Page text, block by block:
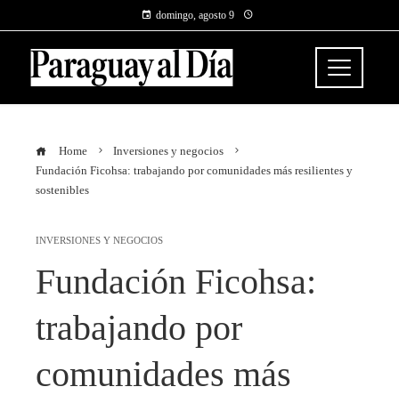
domingo, agosto 9
Home
Inversiones y negocios
Fundación Ficohsa: trabajando por comunidades más resilientes y
sostenibles
INVERSIONES Y NEGOCIOS
Fundación Ficohsa:
trabajando por
comunidades más